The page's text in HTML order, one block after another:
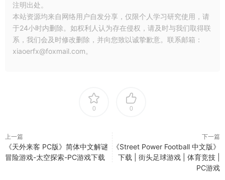
注明出处。
本站资源均来自网络用户自发分享，仅限个人学习研究使用，请
于24小时内删除。如权利人认为存在侵权，请及时与我们取得联
系，我们会及时修改删除，并向您致以诚挚歉意。联系邮箱：
xiaoerfx@foxmail.com。
0 0
上一篇
《天外来客 PC版》简体中文解谜
冒险游戏-太空探索-PC游戏下载
下一篇
《Street Power Football 中文版》
下载 | 街头足球游戏 | 体育竞技 |
PC游戏